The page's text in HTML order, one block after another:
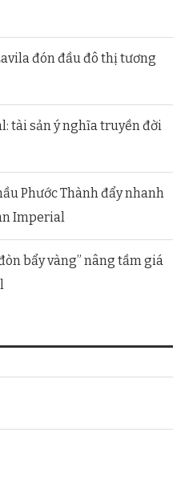
đón đầu đô thị tương
tài sản ý nghĩa truyền đời
Phước Thành đẩy nhanh
Imperial
bẩy vàng” nâng tầm giá